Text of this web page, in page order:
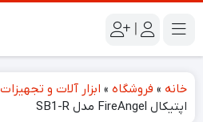
|
خانه » فروشگاه » ابزار آلات و تجهیزات
اپتیکال FireAngel مدل SB1-R